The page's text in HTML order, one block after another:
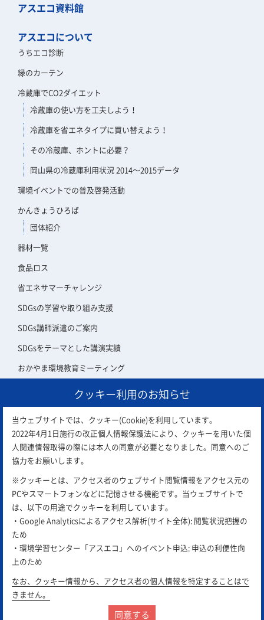
アスエコ資料館
アスエコについて
うちエコ診断
緑のカーテン
冷蔵庫でCO2ダイエット
冷蔵庫の使い方を工夫しよう！
冷蔵庫を省エネタイプに買い替えよう！
その冷蔵庫、ホントに必要？
岡山県の冷蔵庫利用状況 2014～2015データ
環境イベントでの普及啓発活動
かんきょうひろば
団体紹介
器材一覧
食品ロス
省エネサマーチャレンジ
SDGsの学習や取り組み支援
SDGs講師派遣のご案内
SDGsをテーマとした講演実績
おかやま環境教育ミーティング
アスエコ会員についてクッキー利用のお知らせ
当ウェブサイトでは、クッキー(Cookie)を利用しています。
2022年4月1日施行の改正個人情報保護法により、クッキーを用いた個
人関連情報取得の際には本人の同意が必要となりました。同意へのご
協力をお願いします。
※クッキーとは、アクセス者のウェブサイト閲覧情報をアクセス元の
PCやスマートフォンなどに記憶させる機能です。当ウェブサイトで
は、以下の用途でクッキーを利用しています。
・Google Analyticsによるアクセス解析(サイト全体): 閲覧状況把握の
ため
・環境学習センター「アスエコ」へのイベント申込: 申込の利便性向
上のため
なお、クッキー情報から、アクセス者の個人情報を特定することはで
きません。
同意する
サイトポリシー プライバシーポリシー リンク集
All Rights Reserved.